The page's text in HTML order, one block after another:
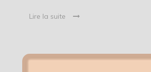
Lire la suite